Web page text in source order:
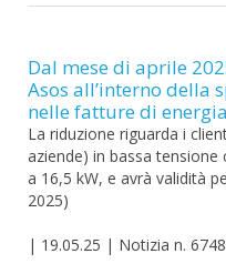
Dal mese di aprile
Asos all’interno della
nelle fatture di
La riduzione riguarda i
aziende) in bassa
a 16,5 kW, e avrà validità
2025)
| 19.05.25 | Notizia n. 6748